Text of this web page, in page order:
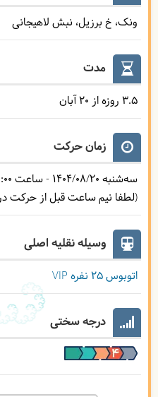
ونک، خ برزیل، نبش لاهیجانی
مدت
3.5 روزه از 20 آبان
زمان حرکت
سه‌شنبه 1404/08/20 - ساعت
(لطفا نیم ساعت قبل از حرکت
وسیله نقلیه اصلی
اتوبوس ۲۵ نفره VIP
درجه سختی